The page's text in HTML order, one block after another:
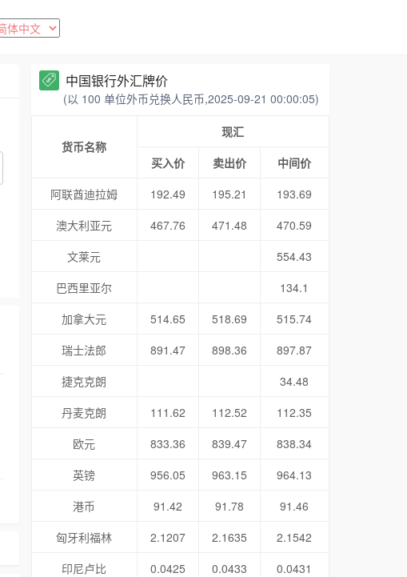
中国银行外汇牌价
(以 100 单位外币兑换人民币,2025-09-21 00:00:05)
货币名称
现汇
买入价
卖出价
中间价
阿联酋迪拉姆
192.49 195.21
193.69
澳大利亚元
467.76 471.48
470.59
文莱元
554.43
巴西里亚尔
134.1
加拿大元
514.65 518.69
515.74
瑞士法郎
891.47 898.36
897.87
捷克克朗
34.48
丹麦克朗
111.62 112.52
112.35
欧元
833.36 839.47
838.34
英镑
956.05 963.15
964.13
港币
91.42 91.78
91.46
匈牙利福林
2.1207 2.1635
2.1542
印尼卢比
0.0425 0.0433
0.0431